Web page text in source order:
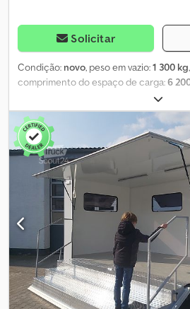
Solicitar
Condição: novo, peso em vazio:1 300 kg
comprimento do espaço de carga:6
, altura do espaço
fabrico:2025, Por favor, agende uma
produto antes da compra ou faça o
loja online. De segunda a sexta, das
18:00, ou a qualquer hora através da
trailershop. O conteúdo e as imagens
direitos de autor – logótipos e marcas
e todas as informações são meramente
vinculativas; o preço não inclui a carga.
ANHÄNGERWIRTZ há mais de 35 anos.
disponíveis em stock e venda de
Anssems - Brian James Trailers - Blyss -
Cheval Liberté - Debon - Eduard -
- Neptun - SARIS - Tomplan -
muito mais... Preço de venda para